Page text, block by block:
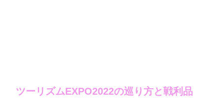
ツーリズムEXPO2022の巡り方と戦利品